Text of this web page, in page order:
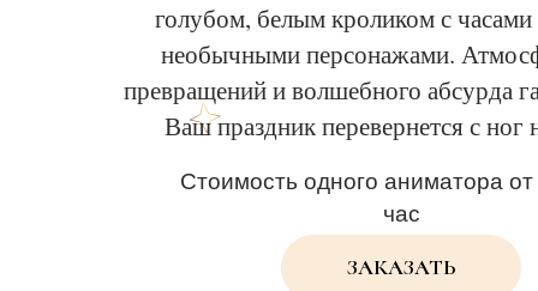
Стоимость одного аниматора
час
голубом, белым кроликом с
необычными персонажами.
превращений и волшебного абсурда
Ваш праздник перевернется с ног
ЗАКАЗАТЬ